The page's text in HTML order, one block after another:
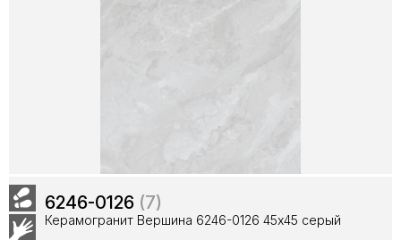
6246-0126 (7)
Керамогранит Вершина 6246-0126 45x45 серый